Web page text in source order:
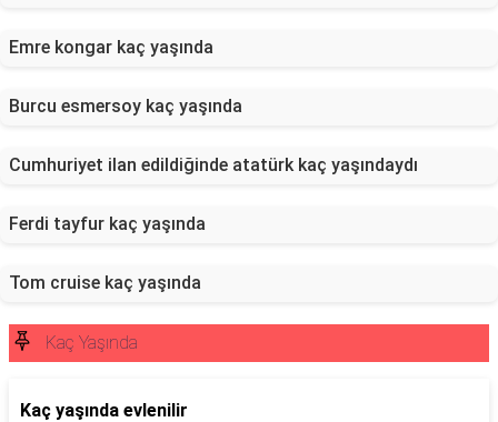
Emre kongar kaç yaşında
Burcu esmersoy kaç yaşında
Cumhuriyet ilan edildiğinde atatürk kaç yaşındaydı
Ferdi tayfur kaç yaşında
Tom cruise kaç yaşında
Kaç Yaşında
Kaç yaşında evlenilir